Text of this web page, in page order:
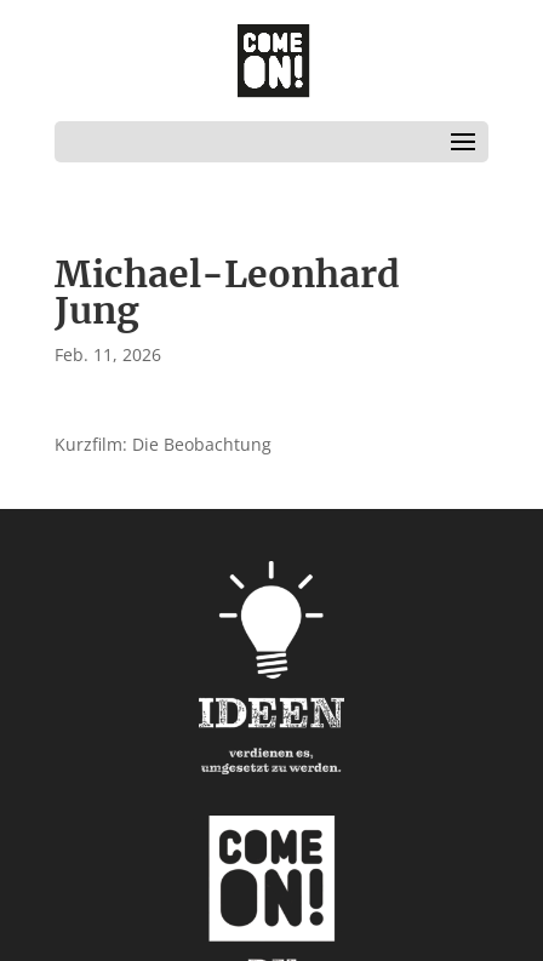
Michael-Leonhard
Jung
Feb. 11, 2026
Kurzfilm: Die Beobachtung